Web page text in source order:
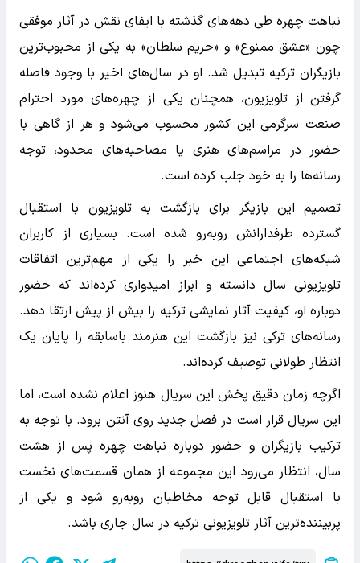
نباهت چهره طی دهه‌های گذشته با ایفای نقش در آثار موفقی
چون «عشق ممنوع» و «حریم سلطان» به یکی از محبوب‌ترین
بازیگران ترکیه تبدیل شد. او در سال‌های اخیر با وجود فاصله
گرفتن از تلویزیون، همچنان یکی از چهره‌های مورد احترام
صنعت سرگرمی این کشور محسوب می‌شود و هر از گاهی با
حضور در مراسم‌های هنری یا مصاحبه‌های محدود، توجه
رسانه‌ها را به خود جلب کرده است.
تصمیم این بازیگر برای بازگشت به تلویزیون با استقبال
گسترده طرفدارانش روبه‌رو شده است. بسیاری از کاربران
شبکه‌های اجتماعی این خبر را یکی از مهم‌ترین اتفاقات
تلویزیونی سال دانسته و ابراز امیدواری کرده‌اند که حضور
دوباره او، کیفیت آثار نمایشی ترکیه را بیش از پیش ارتقا دهد.
رسانه‌های ترکی نیز بازگشت این هنرمند باسابقه را پایان یک
انتظار طولانی توصیف کرده‌اند.
اگرچه زمان دقیق پخش این سریال هنوز اعلام نشده است، اما
این سریال قرار است در فصل جدید روی آنتن برود. با توجه به
ترکیب بازیگران و حضور دوباره نباهت چهره پس از هشت
سال، انتظار می‌رود این مجموعه از همان قسمت‌های نخست
با استقبال قابل توجه مخاطبان روبه‌رو شود و یکی از
پربیننده‌ترین آثار تلویزیونی ترکیه در سال جاری باشد.